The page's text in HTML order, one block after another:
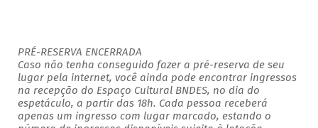
PRÉ-RESERVA ENCERRADA
Caso não tenha conseguido fazer a pré-reserva de seu
lugar pela internet, você ainda pode encontrar ingressos
na recepção do Espaço Cultural BNDES, no dia do
espetáculo, a partir das 18h. Cada pessoa receberá
apenas um ingresso com lugar marcado, estando o